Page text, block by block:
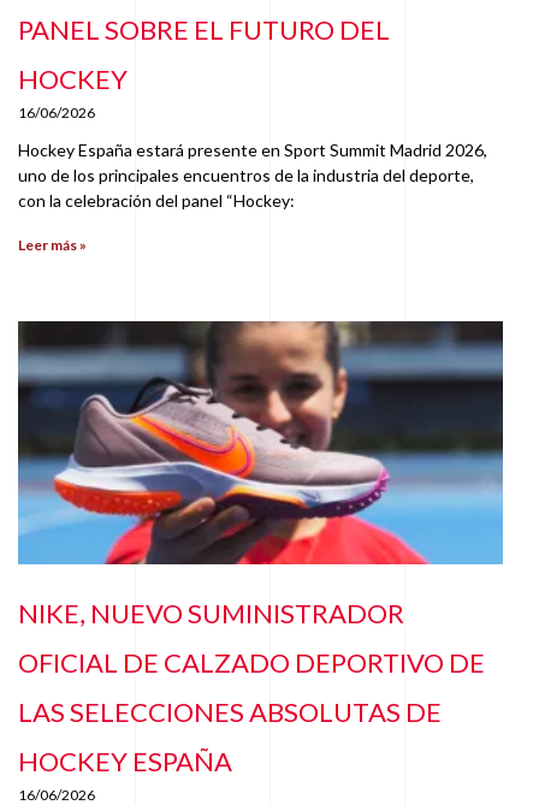
PANEL SOBRE EL FUTURO DEL
HOCKEY
16/06/2026
Hockey España estará presente en Sport Summit Madrid 2026,
uno de los principales encuentros de la industria del deporte,
con la celebración del panel “Hockey:
Leer más »
NIKE, NUEVO SUMINISTRADOR
OFICIAL DE CALZADO DEPORTIVO DE
LAS SELECCIONES ABSOLUTAS DE
HOCKEY ESPAÑA
16/06/2026